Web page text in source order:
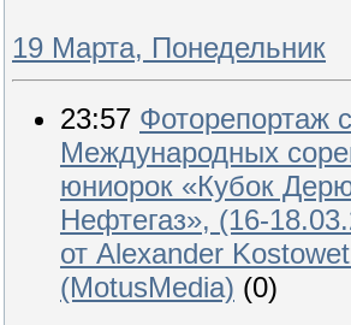
19 Марта, Понедельник
23:57 Фоторепортаж с
Международных
юниорок «Кубок
Нефтегаз», (16-
от Alexander
(MotusMedia) (0)